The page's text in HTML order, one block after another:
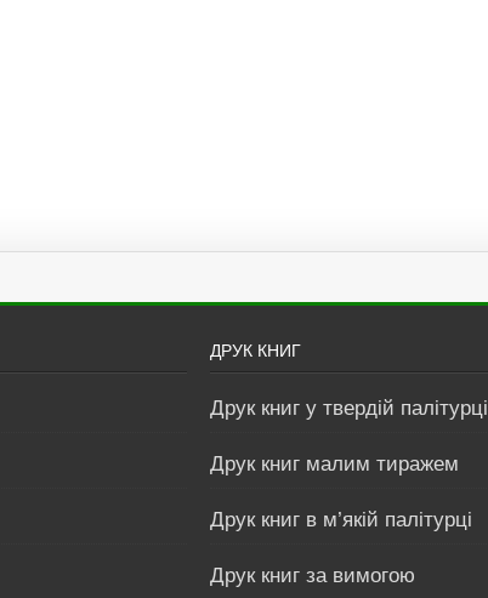
ДРУК КНИГ
Друк книг у твердій палітурці
Друк книг малим тиражем
Друк книг в м’якій палітурці
Друк книг за вимогою